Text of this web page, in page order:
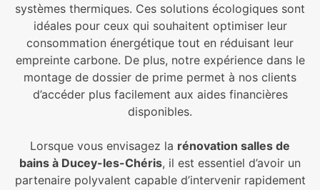
systèmes thermiques. Ces solutions écologiques sont
idéales pour ceux qui souhaitent optimiser leur
consommation énergétique tout en réduisant leur
empreinte carbone. De plus, notre expérience dans le
montage de dossier de prime permet à nos clients
d’accéder plus facilement aux aides financières
disponibles.
Lorsque vous envisagez la rénovation salles de
bains à Ducey-les-Chéris, il est essentiel d’avoir un
partenaire polyvalent capable d’intervenir rapidement